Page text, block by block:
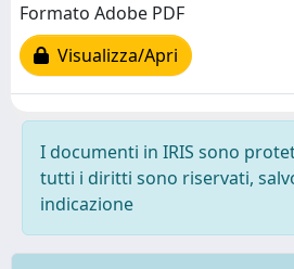
Formato Adobe PDF
Visualizza/Apri
I documenti in IRIS sono
tutti i diritti sono riservati,
indicazione